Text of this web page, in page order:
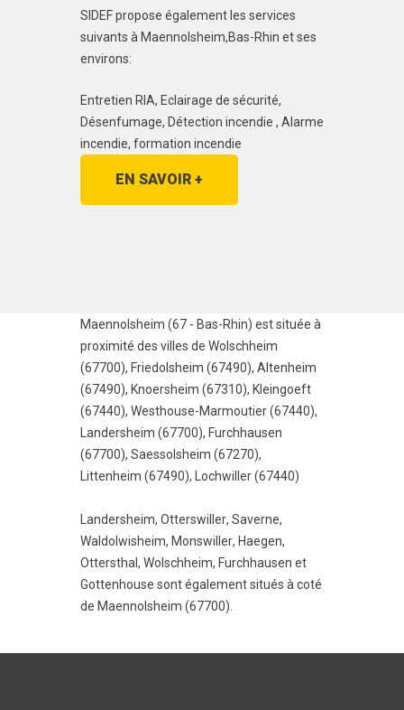
SIDEF propose également les services
suivants à Maennolsheim,Bas-Rhin et ses
environs:
Entretien RIA, Eclairage de sécurité,
Désenfumage, Détection incendie , Alarme
incendie, formation incendie
EN SAVOIR +
Maennolsheim (67 - Bas-Rhin) est située à
proximité des villes de Wolschheim
(67700), Friedolsheim (67490), Altenheim
(67490), Knoersheim (67310), Kleingoeft
(67440), Westhouse-Marmoutier (67440),
Landersheim (67700), Furchhausen
(67700), Saessolsheim (67270),
Littenheim (67490), Lochwiller (67440)
Landersheim, Otterswiller, Saverne,
Waldolwisheim, Monswiller, Haegen,
Ottersthal , Wolschheim, Furchhausen et
Gottenhouse sont également situés à coté
de Maennolsheim (67700).